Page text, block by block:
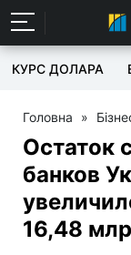
КУРС ДОЛАРА
Головна »
Остаток
банков
16,48